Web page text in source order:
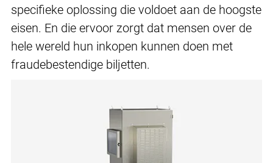
specifieke oplossing die voldoet aan de hoogste
eisen. En die ervoor zorgt dat mensen over de
hele wereld hun inkopen kunnen doen met
fraudebestendige biljetten.